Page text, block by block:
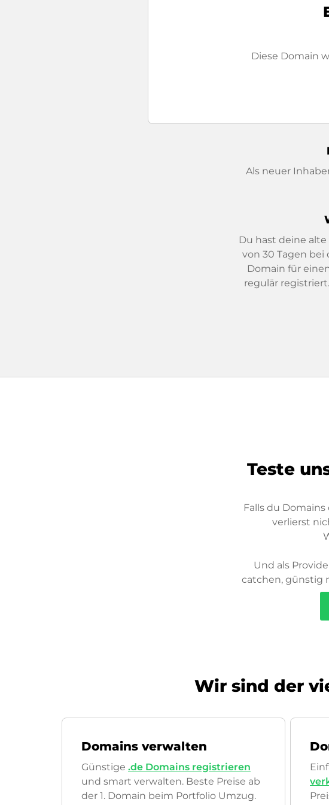
Diese Domain
Als neuer
Du hast deine
von 30 Tagen bei
Domain für
regulär
Teste
Falls du Domains
verlierst
Und als
catchen, günstig
Wir sind der
Domains verwalten
Günstige .de Domains registrieren
und smart verwalten. Beste Preise ab
der 1. Domain beim Portfolio Umzug.